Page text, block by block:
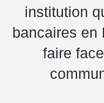
institution
bancaires en
faire